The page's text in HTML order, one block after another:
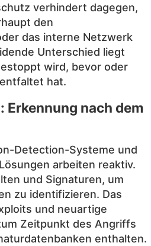
verhindert dagegen,
den
das interne Netzwerk
Unterschied liegt
wird, bevor oder
hat.
Erkennung nach dem
Detection-Systeme und
arbeiten reaktiv.
und Signaturen, um
zu identifizieren. Das
und neuartige
Zeitpunkt des Angriffs
enthalten.